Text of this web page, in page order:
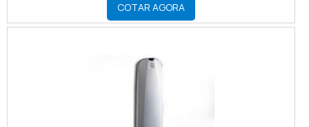
COTAR AGORA